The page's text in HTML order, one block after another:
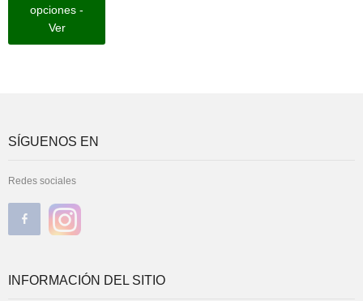
opciones -
Ver
SÍGUENOS EN
Redes sociales
INFORMACIÓN DEL SITIO